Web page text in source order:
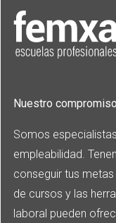
Nuestro compromiso
Somos
empleabilidad.
conseguir tus
de cursos y las
laboral pueden